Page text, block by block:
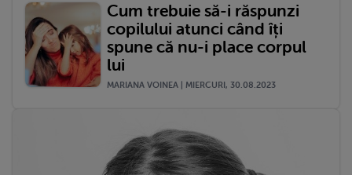
Cum trebuie să-i răspunzi
copilului atunci când îți
spune că nu-i place corpul
lui
MARIANA VOINEA | MIERCURI, 30.08.2023